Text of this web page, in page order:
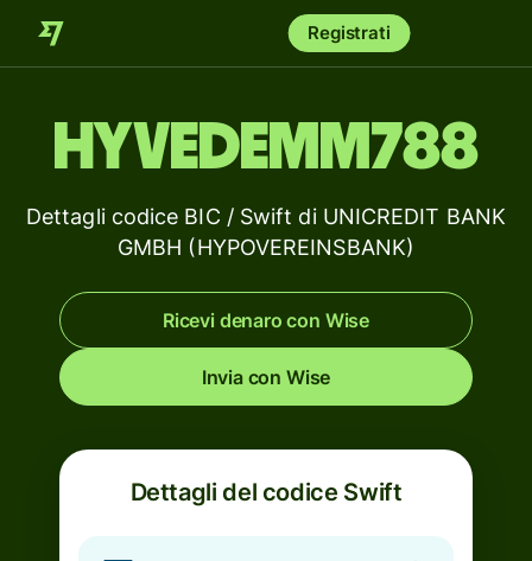
Registrati
HYVEDEMM788
Dettagli codice BIC / Swift di UNICREDIT BANK
GMBH (HYPOVEREINSBANK)
Ricevi denaro con Wise
Invia con Wise
Dettagli del codice Swift